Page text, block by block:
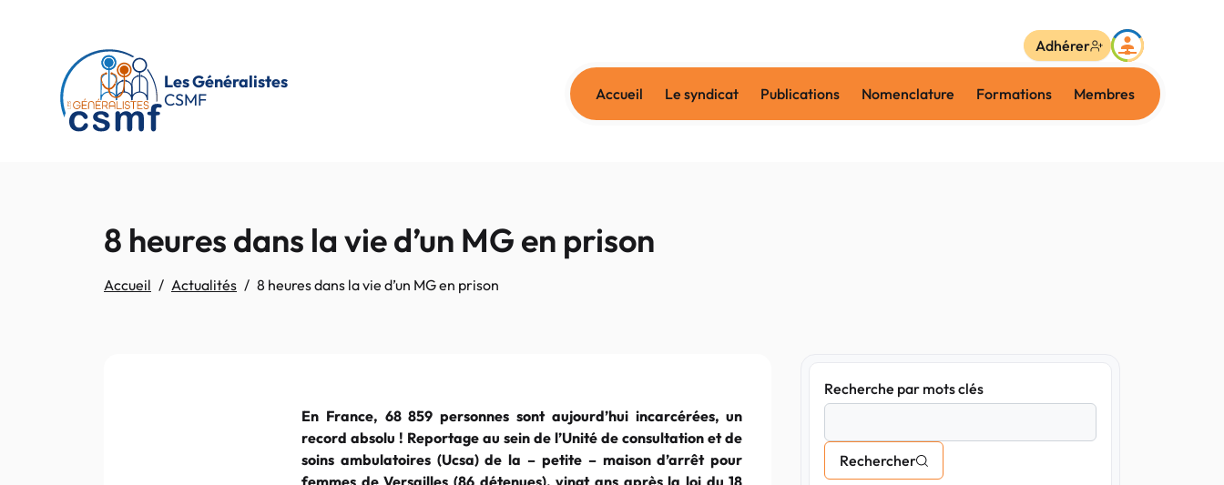
Les Généralistes
CSMF
Accueil Le syndicat Publications Nomenclature Formations Membres
Adhérer
8 heures dans la vie d’un MG en prison
Accueil Actualités 8 heures dans la vie d’un MG en prison
En France, 68 859 personnes sont aujourd’hui incarcérées, un
record absolu ! Reportage au sein de l’Unité de consultation et de
soins ambulatoires (Ucsa) de la – petite – maison d’arrêt pour
femmes de Versailles (86 détenues), vingt ans après la loi du 18
Recherche par mots clés
Rechercher